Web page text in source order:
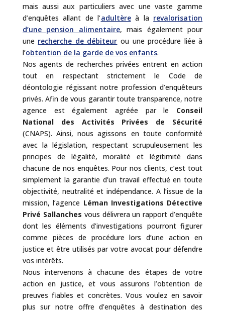
mais aussi aux particuliers avec une vaste gamme
d’enquêtes allant de l’adultèreà la revalorisation
d’une pension alimentaire, mais également pour
une recherche de débiteur ou une procédure liée à
l’obtention de la garde de vos enfants.
Nos agents de recherches privées entrent en action
tout en respectant strictement le Code de
déontologie régissant notre profession d’enquêteurs
privés. Afin de vous garantir toute transparence, notre
agence est également agréée par le Conseil
National des Activités Privées de Sécurité
(CNAPS). Ainsi, nous agissons en toute conformité
avec la législation, respectant scrupuleusement les
principes de légalité, moralité et légitimité dans
chacune de nos enquêtes. Pour nos clients, c’est tout
simplement la garantie d’un travail effectué en toute
objectivité, neutralité et indépendance. A l’issue de la
mission, l’agence Léman Investigations Détective
Privé Sallanches vous délivrera un rapport d’enquête
dont les éléments d’investigations pourront figurer
comme pièces de procédure lors d’une action en
justice et être utilisés par votre avocat pour défendre
vos intérêts.
Nous intervenons à chacune des étapes de votre
action en justice, et vous assurons l’obtention de
preuves fiables et concrètes. Vous voulez en savoir
plus sur notre offre d’enquêtes à destination des